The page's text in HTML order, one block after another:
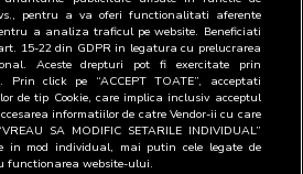
auditului în condiții regulamentare.
sunt disponibile înpagina cifre de
pentru a va oferi functionalitati aferente
a analiza traficul pe website. Beneficiati
15-22 din GDPR in legatura cu prelucrarea
Aceste drepturi pot fi exercitate prin
. Prin click pe “ACCEPT TOATE”, acceptati
de tip Cookie, care implica inclusiv acceptul
informatiilor de catre Vendor-ii cu care
SA MODIFIC SETARILE INDIVIDUAL”
in mod individual, mai putin cele legate de
functionarea website-ului.